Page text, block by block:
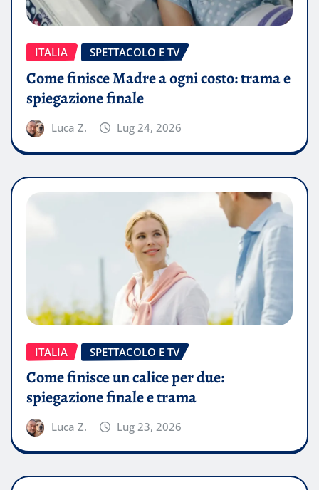
ITALIA SPETTACOLO E TV
Come finisce Madre a ogni costo: trama e
spiegazione finale
Luca Z. Lug 24, 2026
ITALIA SPETTACOLO E TV
Come finisce un calice per due:
spiegazione finale e trama
Luca Z. Lug 23, 2026